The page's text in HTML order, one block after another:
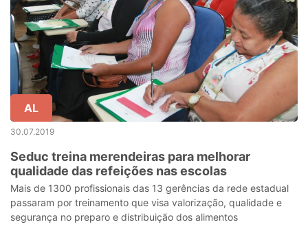
AL
30.07.2019
Seduc treina merendeiras para melhorar
qualidade das refeições nas escolas
Mais de 1300 profissionais das 13 gerências da rede estadual
passaram por treinamento que visa valorização, qualidade e
segurança no preparo e distribuição dos alimentos